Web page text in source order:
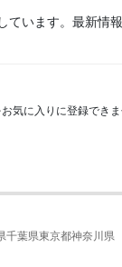
います。最新情
気に入りに登録できま
千葉県東京都神奈川県